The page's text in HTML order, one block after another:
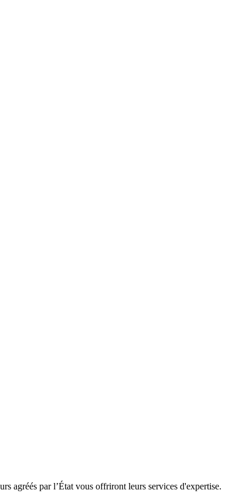
agréés par l’État vous offriront leurs services d'expertise.